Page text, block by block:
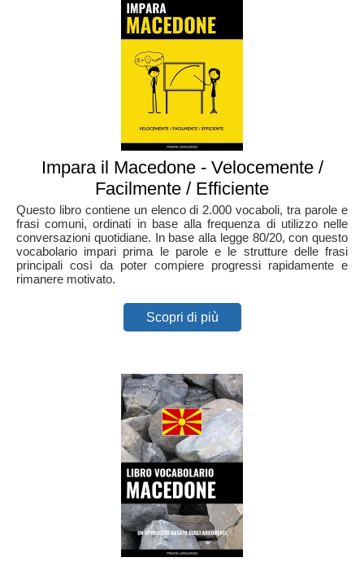
Impara il Macedone - Velocemente /
Facilmente / Efficiente
Questo libro contiene un elenco di 2.000 vocaboli, tra parole e
frasi comuni, ordinati in base alla frequenza di utilizzo nelle
conversazioni quotidiane. In base alla legge 80/20, con questo
vocabolario impari prima le parole e le strutture delle frasi
principali così da poter compiere progressi rapidamente e
rimanere motivato.
Scopri di più